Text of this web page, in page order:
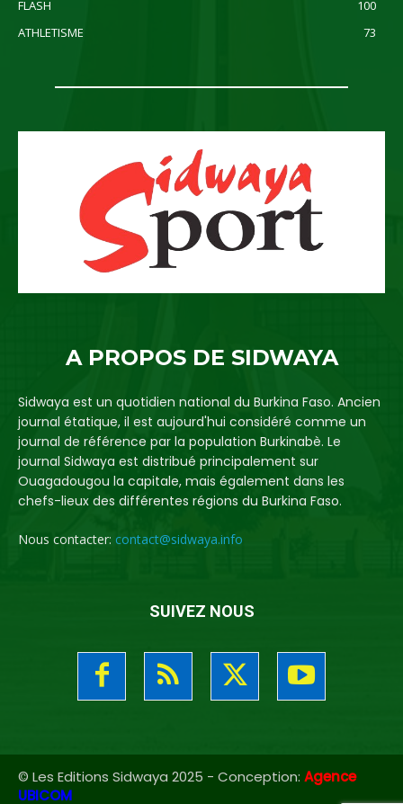
FLASH
100
ATHLETISME
73
A PROPOS DE SIDWAYA
Sidwaya est un quotidien national du Burkina Faso. Ancien
journal étatique, il est aujourd'hui considéré comme un
journal de référence par la population Burkinabè. Le
journal Sidwaya est distribué principalement sur
Ouagadougou la capitale, mais également dans les
chefs-lieux des différentes régions du Burkina Faso.
Nous contacter: contact@sidwaya.info
SUIVEZ NOUS
© Les Editions Sidwaya 2025 - Conception: Agence
UBICOM